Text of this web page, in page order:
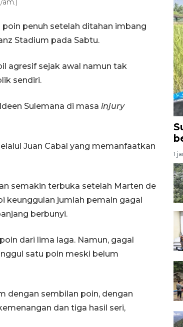
am.)
penuh setelah ditahan imbang
Stadium pada Sabtu.
agresif sejak awal namun tak
sendiri.
Sulemana di masa injury
Juan Cabal yang memanfaatkan
semakin terbuka setelah Marten de
keunggulan jumlah pemain gagal
berbunyi.
dari lima laga. Namun, gagal
satu poin meski belum
dengan sembilan poin, dengan
dan tiga hasil seri,
1